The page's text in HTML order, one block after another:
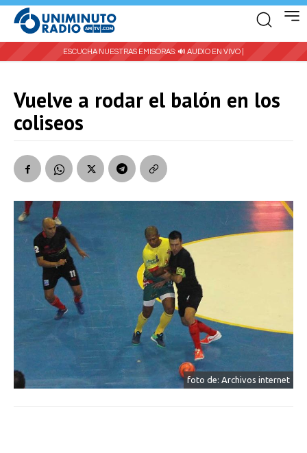
ESCUCHA NUESTRAS EMISORAS: 🔊 AUDIO EN VIVO |
Vuelve a rodar el balón en los
coliseos
foto de: Archivos internet